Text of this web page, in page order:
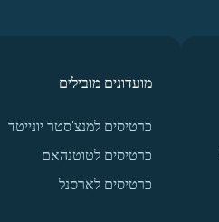
מועדונים מובילים
כרטיסים למנצ'סטר יונייטד
כרטיסים לטוטנהאם
כרטיסים לארסנל